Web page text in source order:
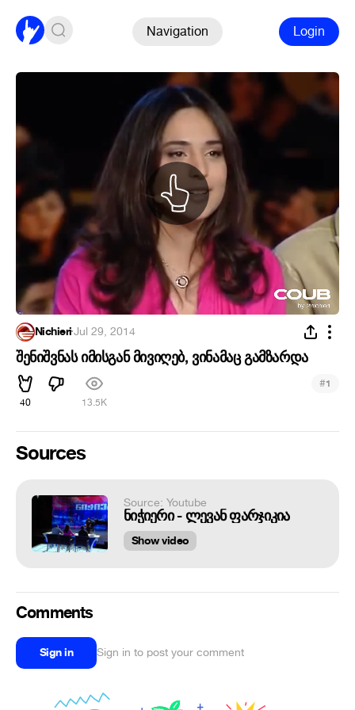
Navigation Login
Nichieri·Jul 29, 2014
შენიშვნას იმისგან მივიღებ, ვინამაც გამზარდა
40 13.5K
#1
Sources
Source: Youtube
ნიჭიერი - ლევან ფარჯიკია
Show video
Comments
Sign in Sign in to post your comment